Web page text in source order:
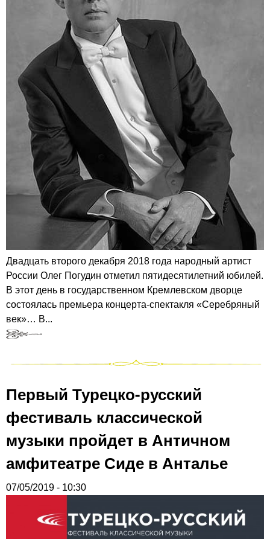
Двадцать второго декабря 2018 года народный артист
России Олег Погудин отметил пятидесятилетний юбилей.
В этот день в государственном Кремлевском дворце
состоялась премьера концерта-спектакля «Серебряный
век»… В...
Первый Турецко-русский
фестиваль классической
музыки пройдет в Античном
амфитеатре Сиде в Анталье
07/05/2019 - 10:30